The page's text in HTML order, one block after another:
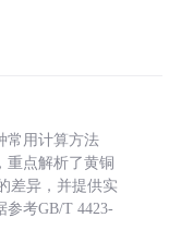
常用计算方法
重点解析了黄铜
差异，并提供实
考GB/T 4423-